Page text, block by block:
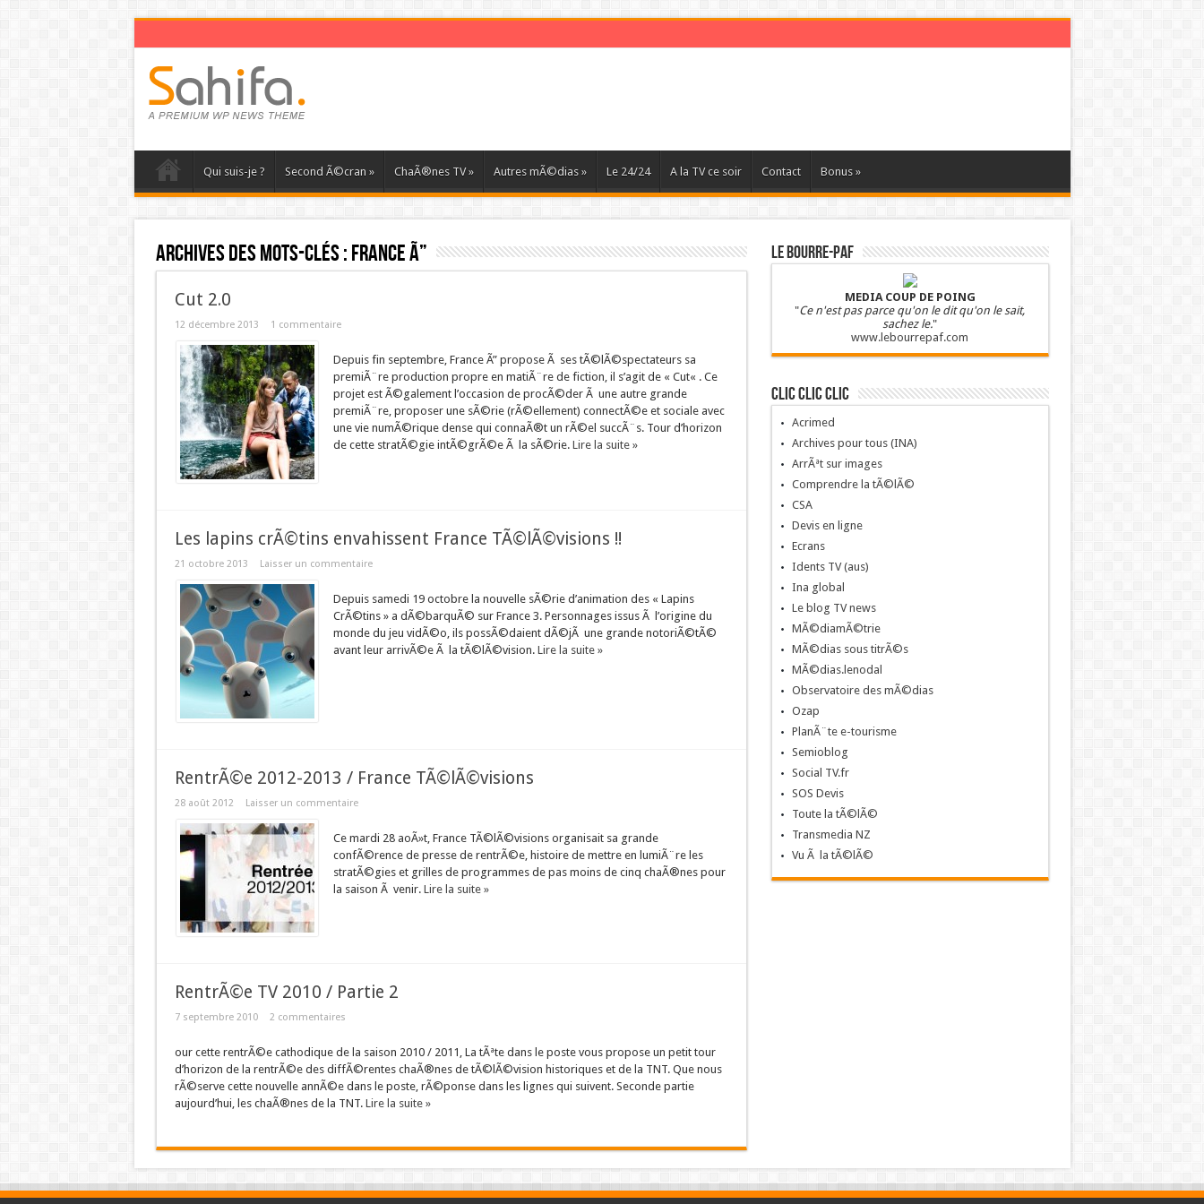
Qui suis-je ? Second Ã©cran » ChaÃ®nes TV » Autres mÃ©dias » Le 24/24 A la TV ce soir Contact Bonus »
Archives des mots-clés :France Ã”
Cut 2.0
12 décembre 2013 1 commentaire
Depuis fin septembre, France Ã” propose Ã ses tÃ©lÃ©spectateurs sa
premiÃ¨re production propre en matiÃ¨re de fiction, il s’agit de « Cut« . Ce
projet est Ã©galement l’occasion de procÃ©der Ã une autre grande
premiÃ¨re, proposer une sÃ©rie (rÃ©ellement) connectÃ©e et sociale avec
une vie numÃ©rique dense qui connaÃ®t un rÃ©el succÃ¨s. Tour d’horizon
de cette stratÃ©gie intÃ©grÃ©e Ã la sÃ©rie. Lire la suite »
Les lapins crÃ©tins envahissent France TÃ©lÃ©visions !!
21 octobre 2013 Laisser un commentaire
Depuis samedi 19 octobre la nouvelle sÃ©rie d’animation des « Lapins
CrÃ©tins » a dÃ©barquÃ© sur France 3. Personnages issus Ã l’origine du
monde du jeu vidÃ©o, ils possÃ©daient dÃ©jÃ une grande notoriÃ©tÃ©
avant leur arrivÃ©e Ã la tÃ©lÃ©vision. Lire la suite »
RentrÃ©e 2012-2013 / France TÃ©lÃ©visions
28 août 2012 Laisser un commentaire
Ce mardi 28 aoÃ»t, France TÃ©lÃ©visions organisait sa grande
confÃ©rence de presse de rentrÃ©e, histoire de mettre en lumiÃ¨re les
stratÃ©gies et grilles de programmes de pas moins de cinq chaÃ®nes pour
la saison Ã venir. Lire la suite »
RentrÃ©e TV 2010 / Partie 2
7 septembre 2010 2 commentaires
our cette rentrÃ©e cathodique de la saison 2010 / 2011, La tÃªte dans le poste vous propose un petit tour
d’horizon de la rentrÃ©e des diffÃ©rentes chaÃ®nes de tÃ©lÃ©vision historiques et de la TNT. Que nous
rÃ©serve cette nouvelle annÃ©e dans le poste, rÃ©ponse dans les lignes qui suivent. Seconde partie
aujourd’hui, les chaÃ®nes de la TNT. Lire la suite »
LE BOURRE-PAF
MEDIA COUP DE POING
"Ce n'est pas parce qu'on le dit qu'on le sait,
sachez le."
www.lebourrepaf.com
Clic clic clic
Acrimed
Archives pour tous (INA)
ArrÃªt sur images
Comprendre la tÃ©lÃ©
CSA
Devis en ligne
Ecrans
Idents TV (aus)
Ina global
Le blog TV news
MÃ©diamÃ©trie
MÃ©dias sous titrÃ©s
MÃ©dias.lenodal
Observatoire des mÃ©dias
Ozap
PlanÃ¨te e-tourisme
Semioblog
Social TV.fr
SOS Devis
Toute la tÃ©lÃ©
Transmedia NZ
Vu Ã la tÃ©lÃ©